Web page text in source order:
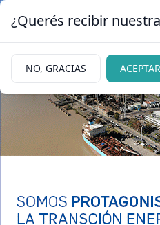
UN CORTO Y UN LARGO
Arranca
chileno en
¿Querés recibir
NO, GRACIAS ACEPTAR